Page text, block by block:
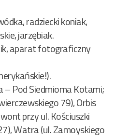
radziecki koniak,
jarzębiak.
aparat fotograficzny
– Pod Siedmioma Kotami;
79), Orbis
przy ul. Kościuszki
Watra (ul. Zamoyskiego